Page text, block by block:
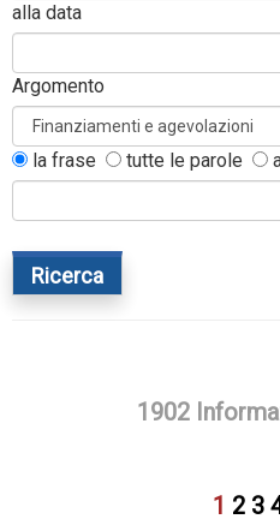
alla data
Argomento
la frase tutte le parole
Ricerca
1902
1 2 3